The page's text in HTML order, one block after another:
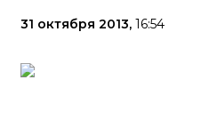
31 октября 2013, 16:54